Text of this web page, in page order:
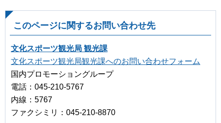
このページに関するお問い合わせ先
文化スポーツ観光局 観光課
文化スポーツ観光局観光課へのお問い合わせフォーム
国内プロモーショングループ
電話：045-210-5767
内線：5767
ファクシミリ：045-210-8870